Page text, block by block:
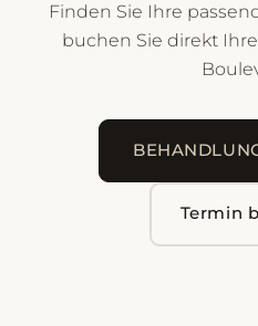
Finden Sie Ihre
buchen Sie direkt
Termin